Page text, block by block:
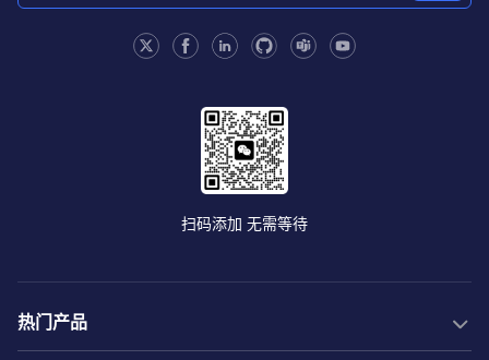
扫码添加 无需等待
热门产品